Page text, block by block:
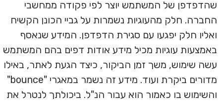
שהדפדפן של המשתמש יוצר לפי פקודה ממחשבי
החברה. חלק מהעוגיות נשמרות על גביי הכונן הקשיח
ואליו חלק יפגעו עם סגירת הדפדפן. המידע שנאסף
באמצעות עוגיות מכיל מידע אודות דפים בהם המשתמש
עשה שימוש, משך זמן הביקור, כיצד הגעת לאתר, באילו
מדורים ביקרת ועוד. מידע זה נשמר במאגרי "bounce"
והשימוש בו כאמור הוא עבור הנ"ל. ביכולתך לנטרל את